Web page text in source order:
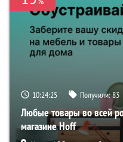
10:24:24 Получили:83
Любые товары во всей
магазине Hoff